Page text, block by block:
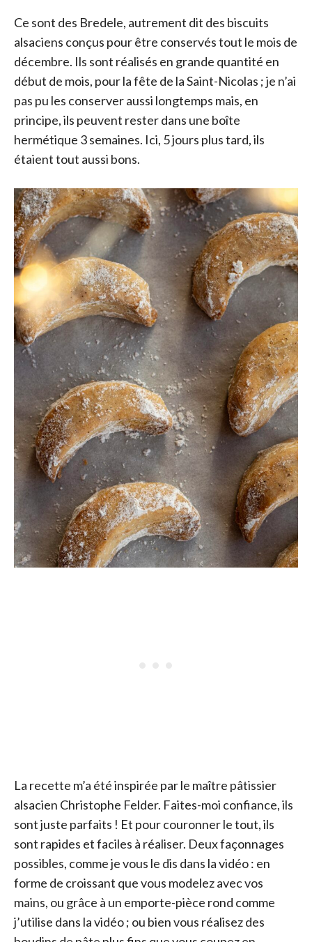
Ce sont des Bredele, autrement dit des biscuits
alsaciens conçus pour être conservés tout le mois de
décembre. Ils sont réalisés en grande quantité en
début de mois, pour la fête de la Saint-Nicolas ; je n’ai
pas pu les conserver aussi longtemps mais, en
principe, ils peuvent rester dans une boîte
hermétique 3 semaines. Ici, 5 jours plus tard, ils
étaient tout aussi bons.
La recette m’a été inspirée par le maître pâtissier
alsacien Christophe Felder. Faites-moi confiance, ils
sont juste parfaits ! Et pour couronner le tout, ils
sont rapides et faciles à réaliser. Deux façonnages
possibles, comme je vous le dis dans la vidéo : en
forme de croissant que vous modelez avec vos
mains, ou grâce à un emporte-pièce rond comme
j’utilise dans la vidéo ; ou bien vous réalisez des